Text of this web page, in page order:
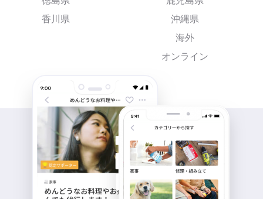
香川県
沖縄県
海外
オンライン